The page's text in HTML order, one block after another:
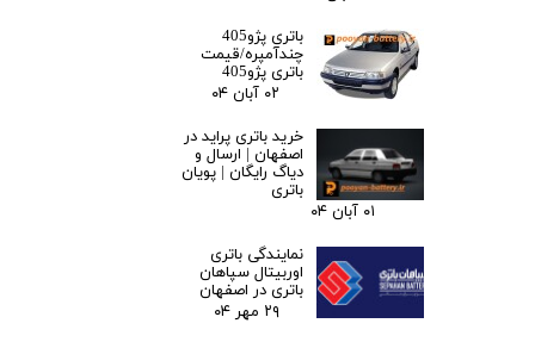
باتری پژو405
چندآمپره/قیمت
باتری پژو405
۰۲ آبان ۰۴
خرید باتری پراید در
اصفهان | ارسال و
دیاگ رایگان | پویان
باتری
۰۱ آبان ۰۴
نمایندگی باتری
اوربیتال سپاهان
باتری در اصفهان
۲۹ مهر ۰۴